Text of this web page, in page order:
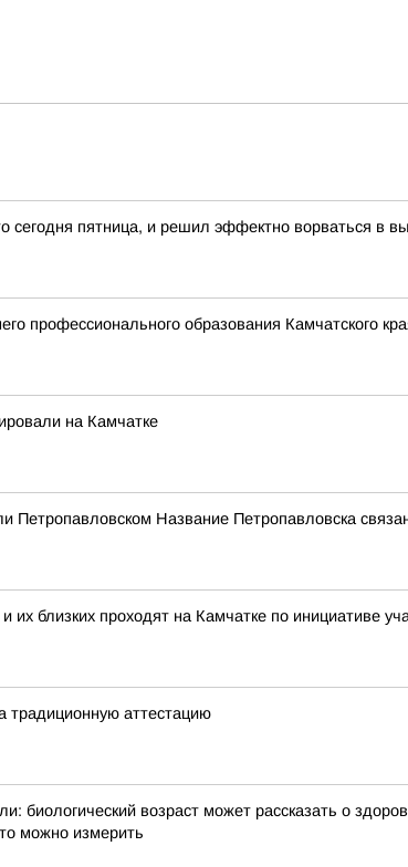
сегодня пятница, и решил эффектно ворваться в
профессионального образования Камчатского
на Камчатке
Петропавловском Название Петропавловска
их близких проходят на Камчатке по инициативе
аттестацию
возраст может рассказать о
можно измерить